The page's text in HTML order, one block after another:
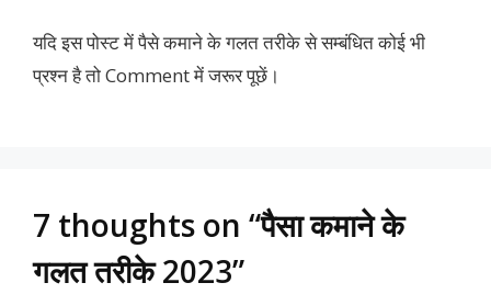
यदि इस पोस्ट में पैसे कमाने के गलत तरीके से सम्बंधित कोई भी
प्रश्न है तो Comment में जरूर पूछें।
7 thoughts on “पैसा कमाने के
गलत तरीके 2023”